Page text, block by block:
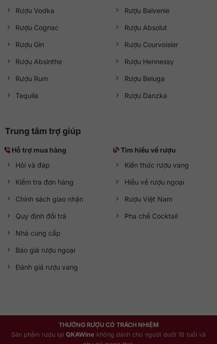
Rượu Vodka
Rượu Cognac
Rượu Gin
Rượu Absinthe
Rượu Rum
Tequila
Rượu Balvenie
Rượu Absolut
Rượu Courvoisier
Rượu Hennessy
Rượu Beluga
Rượu Danzka
Trung tâm trợ giúp
Hỗ trợ mua hàng
Hỏi và đáp
Kiểm tra đơn hàng
Chính sách giao nhận
Quy định đổi trả
Nhà cung cấp
Báo giá rượu ngoại
Đánh giá rượu vang
Tìm hiểu về rượu
Kiến thức rượu vang
Hiểu về rượu ngoại
Rượu Việt Nam
Pha chế Cocktail
THƯỞNG RƯỢU CÓ TRÁCH NHIỆM
Sản phẩm rượu tại QKAWine không dành cho người dưới 18 tuổi và